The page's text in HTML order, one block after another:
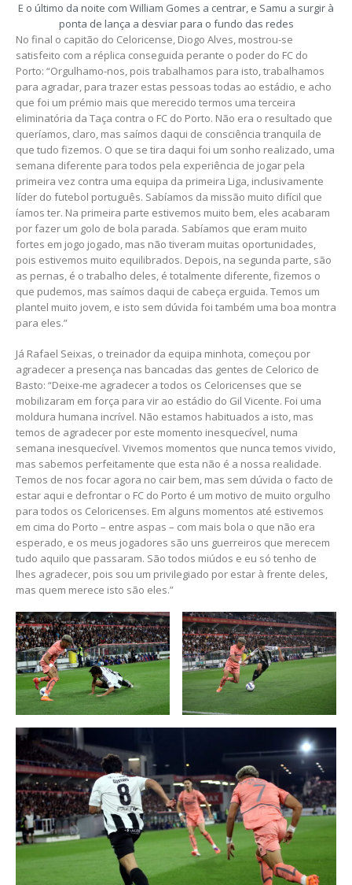
E o último da noite com William Gomes a centrar, e Samu a surgir à
ponta de lança a desviar para o fundo das redes
No final o capitão do Celoricense, Diogo Alves, mostrou-se
satisfeito com a réplica conseguida perante o poder do FC do
Porto: “Orgulhamo-nos, pois trabalhamos para isto, trabalhamos
para agradar, para trazer estas pessoas todas ao estádio, e acho
que foi um prémio mais que merecido termos uma terceira
eliminatória da Taça contra o FC do Porto. Não era o resultado que
queríamos, claro, mas saímos daqui de consciência tranquila de
que tudo fizemos. O que se tira daqui foi um sonho realizado, uma
semana diferente para todos pela experiência de jogar pela
primeira vez contra uma equipa da primeira Liga, inclusivamente
líder do futebol português. Sabíamos da missão muito difícil que
íamos ter. Na primeira parte estivemos muito bem, eles acabaram
por fazer um golo de bola parada. Sabíamos que eram muito
fortes em jogo jogado, mas não tiveram muitas oportunidades,
pois estivemos muito equilibrados. Depois, na segunda parte, são
as pernas, é o trabalho deles, é totalmente diferente, fizemos o
que pudemos, mas saímos daqui de cabeça erguida. Temos um
plantel muito jovem, e isto sem dúvida foi também uma boa montra
para eles.”
Já Rafael Seixas, o treinador da equipa minhota, começou por
agradecer a presença nas bancadas das gentes de Celorico de
Basto: “Deixe-me agradecer a todos os Celoricenses que se
mobilizaram em força para vir ao estádio do Gil Vicente. Foi uma
moldura humana incrível. Não estamos habituados a isto, mas
temos de agradecer por este momento inesquecível, numa
semana inesquecível. Vivemos momentos que nunca temos vivido,
mas sabemos perfeitamente que esta não é a nossa realidade.
Temos de nos focar agora no cair bem, mas sem dúvida o facto de
estar aqui e defrontar o FC do Porto é um motivo de muito orgulho
para todos os Celoricenses. Em alguns momentos até estivemos
em cima do Porto – entre aspas – com mais bola o que não era
esperado, e os meus jogadores são uns guerreiros que merecem
tudo aquilo que passaram. São todos miúdos e eu só tenho de
lhes agradecer, pois sou um privilegiado por estar à frente deles,
mas quem merece isto são eles.”